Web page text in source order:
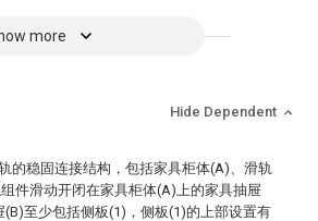
more
Hide Dependent
的稳固连接结构，包括家具柜体(A)、滑轨
件滑动开闭在家具柜体(A)上的家具抽屉
(B)至少包括侧板(1)，侧板(1)的上部设置有